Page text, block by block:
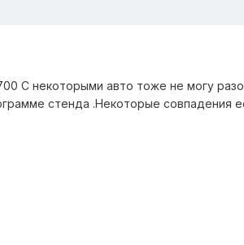
С некоторыми авто тоже не могу
стенда .Некоторые совпадения